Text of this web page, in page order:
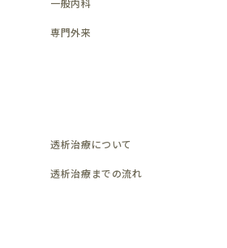
専門外来
透析治療について
透析治療までの流れ